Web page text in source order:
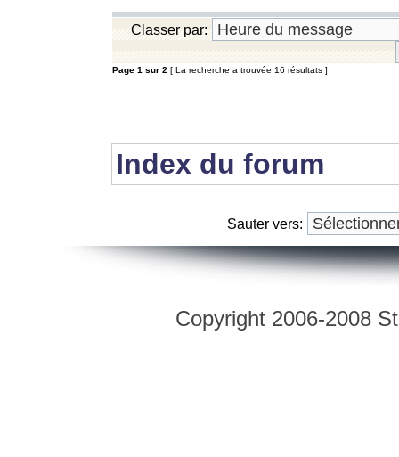
Classer par:
Page 1 sur 2 [ La recherche a trouvée 16 résultats ]
Index du forum
Sauter vers:
Copyright 2006-2008